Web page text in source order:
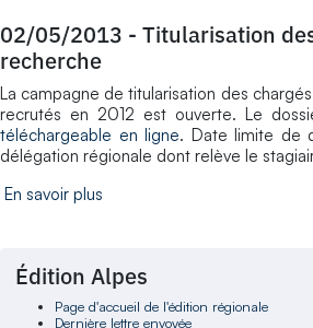
02/05/2013 - Titularisation
recherche
La campagne de titularisation des
recrutés en 2012 est ouverte. Le
téléchargeable en ligne. Date limite de
délégation régionale dont relève le
En savoir plus
Édition Alpes
Page d'accueil de l'édition régionale
Dernière lettre envoyée